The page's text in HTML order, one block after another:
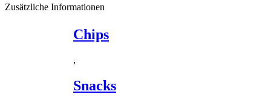
Zusätzliche Informationen
Chips
,
Snacks